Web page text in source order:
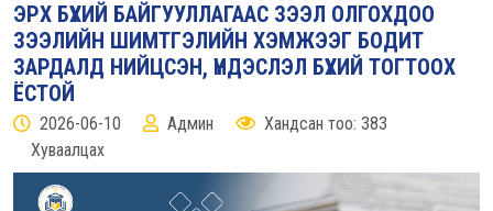
ЭРХ БҮХИЙ БАЙГУУЛЛАГААС ЗЭЭЛ ОЛГОХДОО
ЗЭЭЛИЙН ШИМТГЭЛИЙН ХЭМЖЭЭГ БОДИТ
ЗАРДАЛД НИЙЦСЭН, ҮНДЭСЛЭЛ БҮХИЙ ТОГТООХ
ЁСТОЙ
2026-06-10 Админ
Хандсан тоо: 383
Хуваалцах